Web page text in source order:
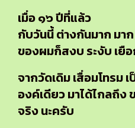
เมื่อ ๑๖ ปีที่แล้ว
กับวันนี้ ต่างกันมาก มา
ของผมก็สงบ ระงับ เยื
จากวัดเดิม เสื่อมโทรม
องค์เดียว มาได้ไกลถึง
จริง นะครับ